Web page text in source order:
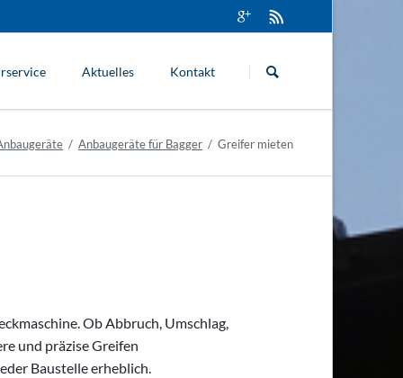
überspringen
Aktuelles Kontakt
Anbaugeräte für Bagger Greifer mieten
Ob Abbruch, Umschlag,
und präzise Greifen
Baustelle erheblich.